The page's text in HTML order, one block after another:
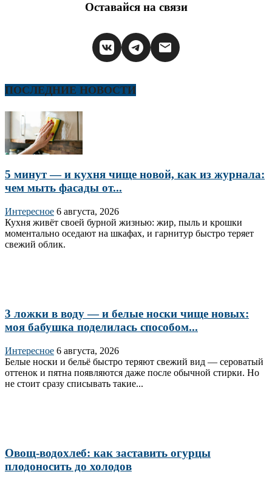
Оставайся на связи
ПОСЛЕДНИЕ НОВОСТИ
5 минут — и кухня чище новой, как из журнала:
чем мыть фасады от...
Интересное 6 августа, 2026
Кухня живёт своей бурной жизнью: жир, пыль и крошки
моментально оседают на шкафах, и гарнитур быстро теряет
свежий облик.
3 ложки в воду — и белые носки чище новых:
моя бабушка поделилась способом...
Интересное 6 августа, 2026
Белые носки и бельё быстро теряют свежий вид — сероватый
оттенок и пятна появляются даже после обычной стирки. Но
не стоит сразу списывать такие...
Овощ-водохлеб: как заставить огурцы
плодоносить до холодов